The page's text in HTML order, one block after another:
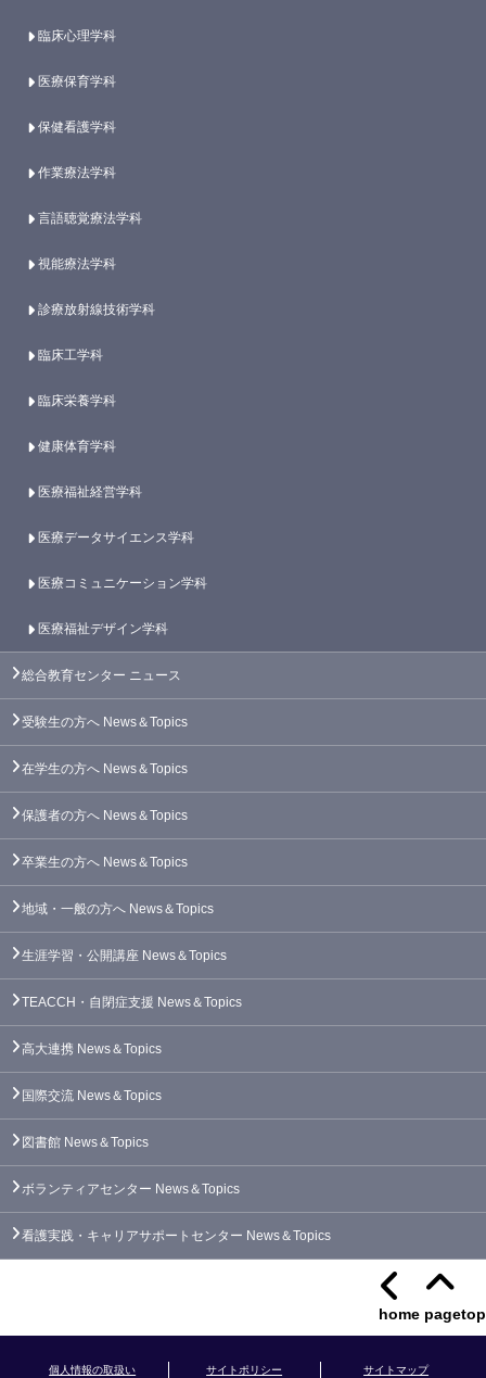
臨床心理学科
医療保育学科
保健看護学科
作業療法学科
言語聴覚療法学科
視能療法学科
診療放射線技術学科
臨床工学科
臨床栄養学科
健康体育学科
医療福祉経営学科
医療データサイエンス学科
医療コミュニケーション学科
医療福祉デザイン学科
総合教育センター ニュース
受験生の方へ News＆Topics
在学生の方へ News＆Topics
保護者の方へ News＆Topics
卒業生の方へ News＆Topics
地域・一般の方へ News＆Topics
生涯学習・公開講座 News＆Topics
TEACCH・自閉症支援 News＆Topics
高大連携 News＆Topics
国際交流 News＆Topics
図書館 News＆Topics
ボランティアセンター News＆Topics
看護実践・キャリアサポートセンター News＆Topics
pagetop
home
サイトマップ
サイトポリシー
個人情報の取扱い